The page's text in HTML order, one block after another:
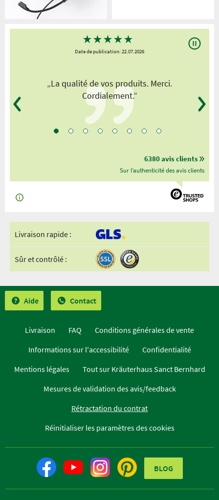
★★★★★
Date de publication: 22.07.2026
„La qualité de vos produits. Merci.
Cordialement.”
6380 avis clients
Sur l’authenticité des avis clients
Livraison rapide :
Sûr et contrôlé :
Aide Contact
Livraison FAQ
Conditions générales de vente
Informations sur l'accessibilité
Confidentialité
Mentions légales
Tout sur Kräuterhaus Sanct Bernhard
Mesures de validation des avis/feedback
Rétractation du contrat
Réinitialiser les paramètres des cookies
BLOG